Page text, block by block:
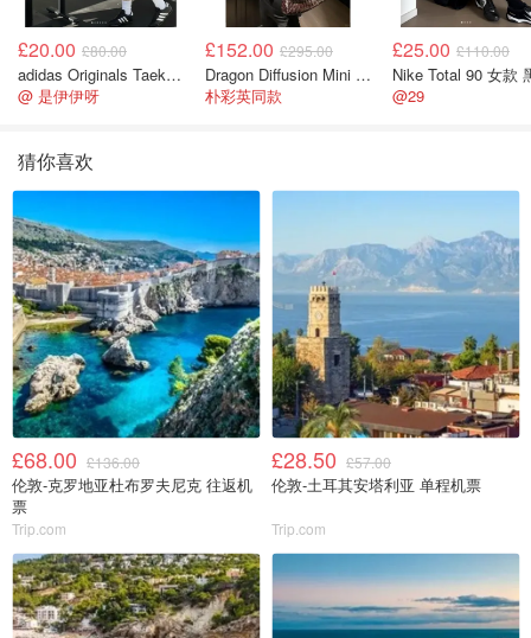
£20.00 £80.00
adidas Originals Taekwondo 女款黑色运动鞋
@ 是伊伊呀
£152.00 £295.00
Dragon Diffusion Mini Flat Gora 深棕色手提包
朴彩英同款
£25.00 £110.00
Nike Total 90 女款
@29
猜你喜欢
£68.00 £136.00
伦敦-克罗地亚杜布罗夫尼克 往返机
票
Trip.com
£28.50 £57.00
伦敦-土耳其安塔利亚 单程机票
Trip.com